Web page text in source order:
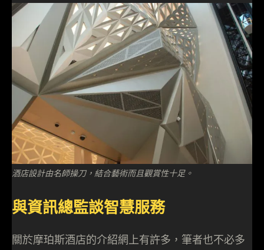
酒店設計由名師操刀，結合藝術而且觀賞性十足。
與資訊總監談智慧服務
關於摩珀斯酒店的介紹網上有許多，筆者也不必多